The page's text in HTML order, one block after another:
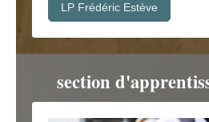
LP Frédéric Estève
section